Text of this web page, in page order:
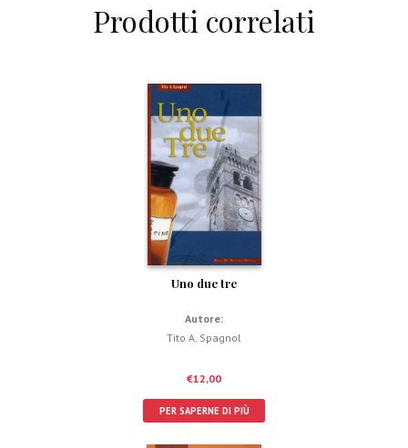
Prodotti correlati
Uno due tre
Autore:
Tito A. Spagnol
€12,00
PER SAPERNE DI PIÙ